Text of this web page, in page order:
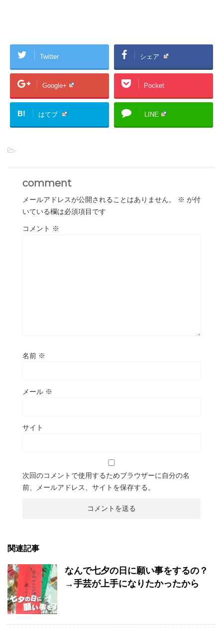
Twitter シェア
Google+ Pocket
B! はてブ LINE
-
comment
メールアドレスが公開されることはありません。 ※ が付
いている欄は必須項目です
コメント ※
名前 ※
メール ※
サイト
次回のコメントで使用するためブラウザーに自分の名
前、メールアドレス、サイトを保存する。
関連記事
なんで七夕の日に願い事をするの？
→手芸が上手になりたかったから